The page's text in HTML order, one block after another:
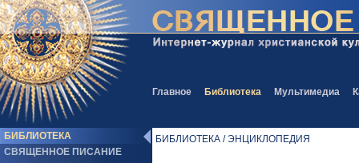
Главное Библиотека Мультимедиа
БИБЛИОТЕКА
СВЯЩЕННОЕ ПИСАНИЕ
БИБЛИОТЕКА / ЭНЦИКЛОПЕДИЯ